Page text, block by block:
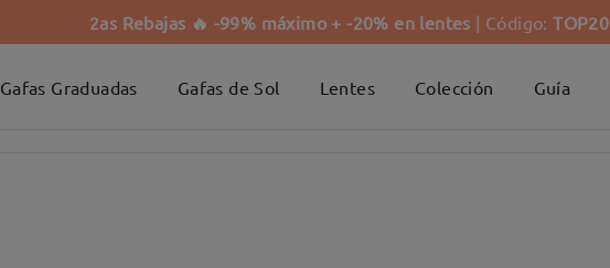
2as Rebajas 🔥 -99% máximo + -20% en lentes | Código:TOP20
Gafas Graduadas Gafas de Sol Lentes Colección Guía